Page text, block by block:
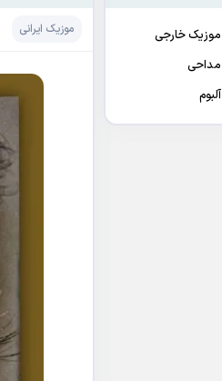
موزیک خارجی
مداحی
آلبوم
موزیک ایرانی